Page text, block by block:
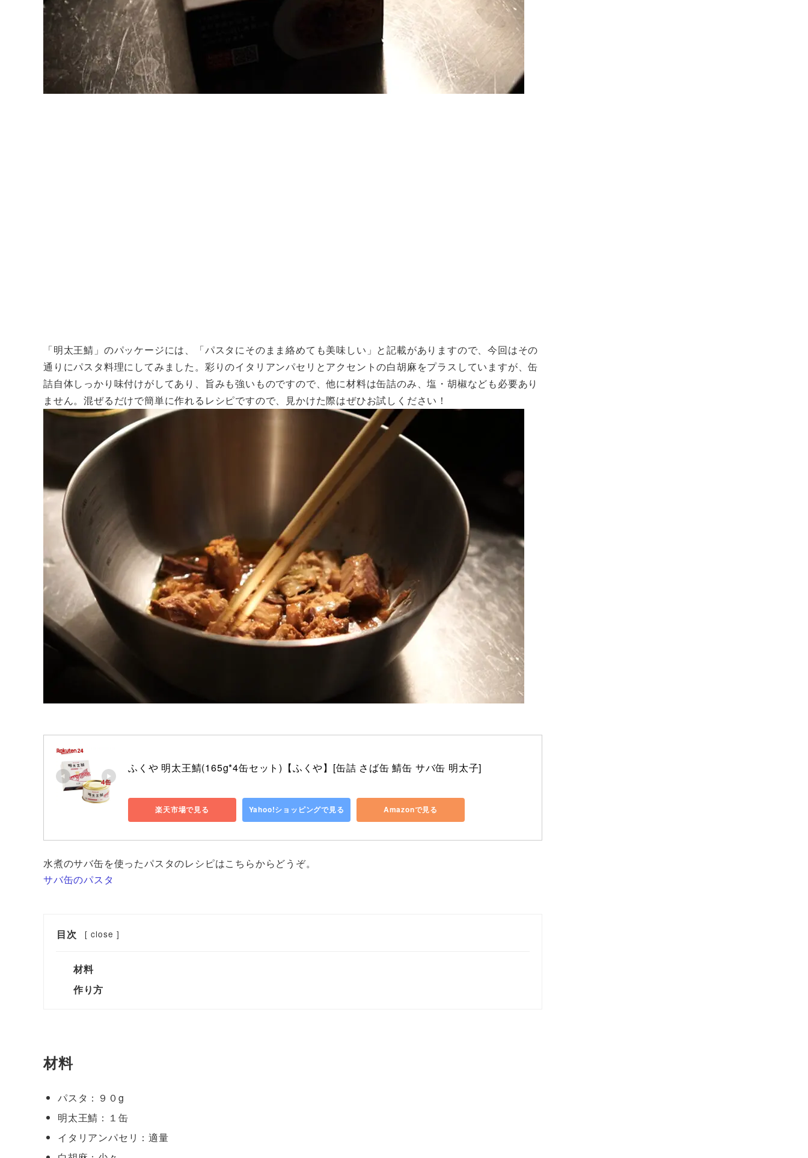
「明太王鯖」のパッケージには、「パスタにそのまま絡めても美味しい」と記載がありますので、今回はその
通りにパスタ料理にしてみました。彩りのイタリアンパセリとアクセントの白胡麻をプラスしていますが、缶
詰自体しっかり味付けがしてあり、旨みも強いものですので、他に材料は缶詰のみ、塩・胡椒なども必要あり
ません。混ぜるだけで簡単に作れるレシピですので、見かけた際はぜひお試しください！
ふくや 明太王鯖(165g*4缶セット)【ふくや】[缶詰 さば缶 鯖缶 サバ缶 明太子]
楽天市場で見る Yahoo!ショッピングで見る Amazonで見る
水煮のサバ缶を使ったパスタのレシピはこちらからどうぞ。
サバ缶のパスタ
目次 [ close ]
材料
作り方
材料
パスタ：９０g
明太王鯖：１缶
イタリアンパセリ：適量